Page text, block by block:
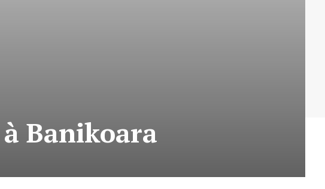
Banikoara